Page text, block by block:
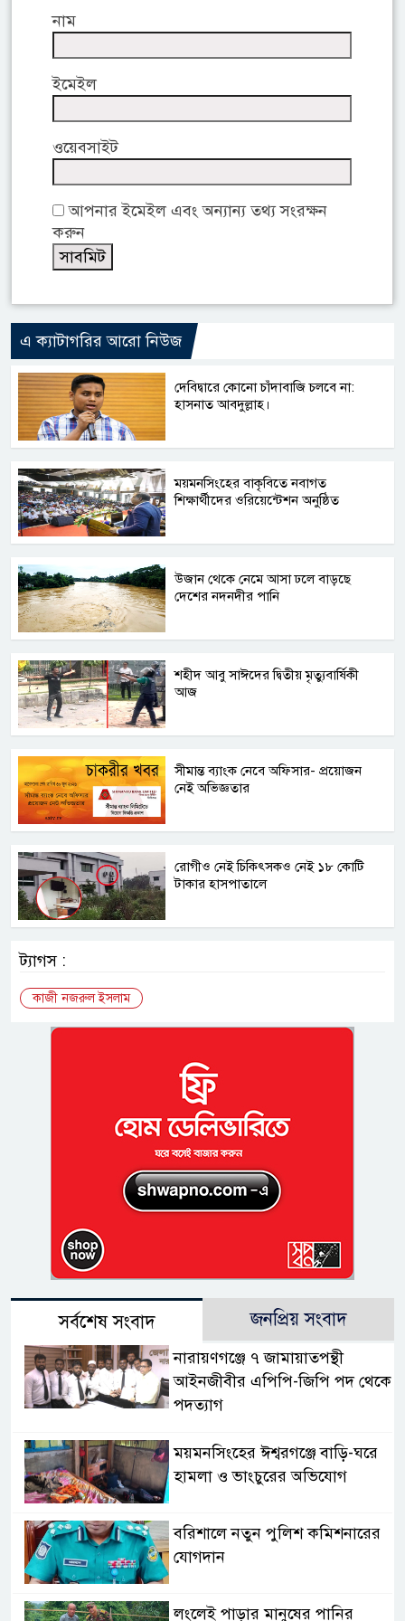
নাম
ইমেইল
ওয়েবসাইট
আপনার ইমেইল এবং অন্যান্য তথ্য সংরক্ষন
করুন
এ ক্যাটাগরির আরো নিউজ
দেবিদ্বারে কোনো চাঁদাবাজি চলবে না:
হাসনাত আবদুল্লাহ।
ময়মনসিংহের বাকৃবিতে নবাগত
শিক্ষার্থীদের ওরিয়েন্টেশন অনুষ্ঠিত
উজান থেকে নেমে আসা ঢলে বাড়ছে
দেশের নদনদীর পানি
শহীদ আবু সাঈদের দ্বিতীয় মৃত্যুবার্ষিকী
আজ
সীমান্ত ব্যাংক নেবে অফিসার- প্রয়োজন
নেই অভিজ্ঞতার
রোগীও নেই চিকিৎসকও নেই ১৮ কোটি
টাকার হাসপাতালে
ট্যাগস :
কাজী নজরুল ইসলাম
সর্বশেষ সংবাদ জনপ্রিয় সংবাদ
নারায়ণগঞ্জে ৭ জামায়াতপন্থী
আইনজীবীর এপিপি-জিপি পদ থেকে
পদত্যাগ
ময়মনসিংহের ঈশ্বরগঞ্জে বাড়ি-ঘরে
হামলা ও ভাংচুরের অভিযোগ
বরিশালে নতুন পুলিশ কমিশনারের
যোগদান
লংলেই পাড়ার মানুষের পানির